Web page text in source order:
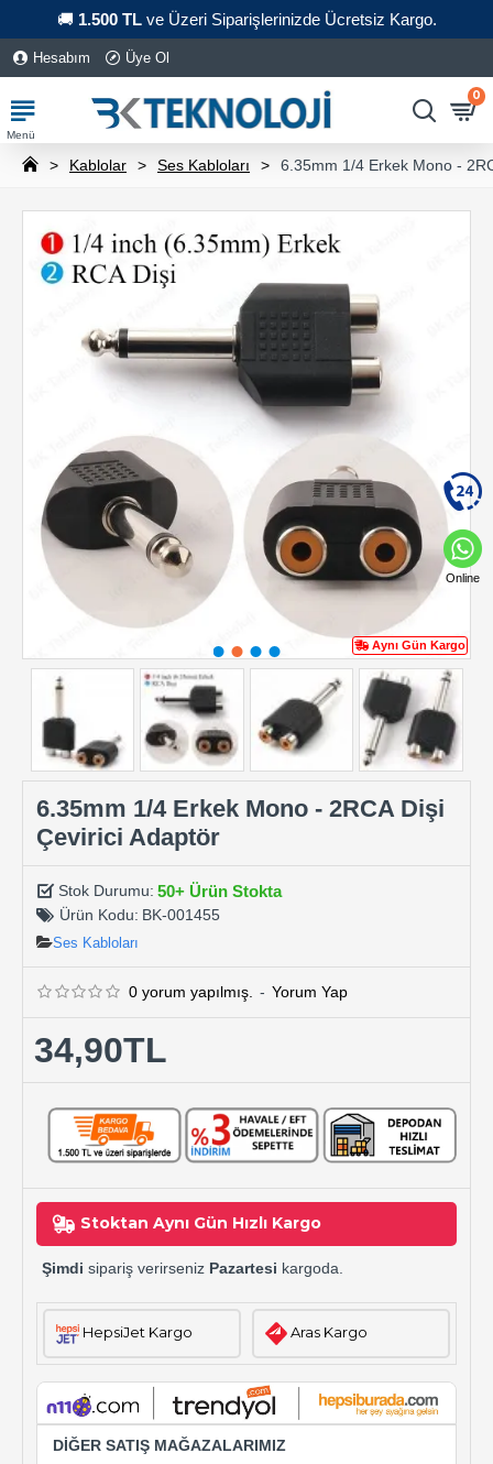
🚚 1.500 TLve Üzeri Siparişlerinizde Ücretsiz Kargo.
Hesabım Üye Ol
0
Kablolar Ses Kabloları 6.35mm 1/4 Erkek Mono -
Aynı Gün Kargo
6.35mm 1/4 Erkek Mono - 2RCA Dişi
Çevirici Adaptör
Stok Durumu: 50+ Ürün Stokta
Ürün Kodu: BK-001455
Ses Kabloları
0 yorum yapılmış. - Yorum Yap
34,90TL
Stoktan Aynı Gün Hızlı Kargo
Şimdi sipariş verirseniz Pazartesi kargoda.
HepsiJet Kargo Aras Kargo
DİĞER SATIŞ MAĞAZALARIMIZ
Online